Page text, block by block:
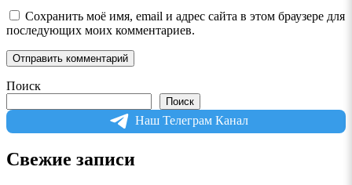
Сохранить моё имя, email и адрес сайта в этом браузере для
последующих моих комментариев.
Поиск
Поиск
Наш Телеграм Канал
Свежие записи